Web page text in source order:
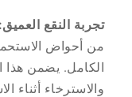
تجربة النقع العميق:
من أحواض
الكامل. يضمن هذا
والاسترخاء أثناء